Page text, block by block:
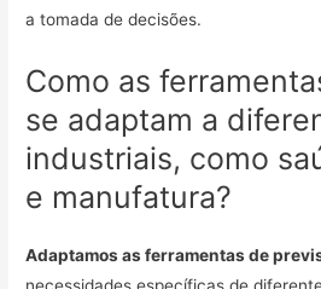
a tomada de decisões.
Como as
se adaptam a
industriais, como
e manufatura?
Adaptamos as ferramentas de